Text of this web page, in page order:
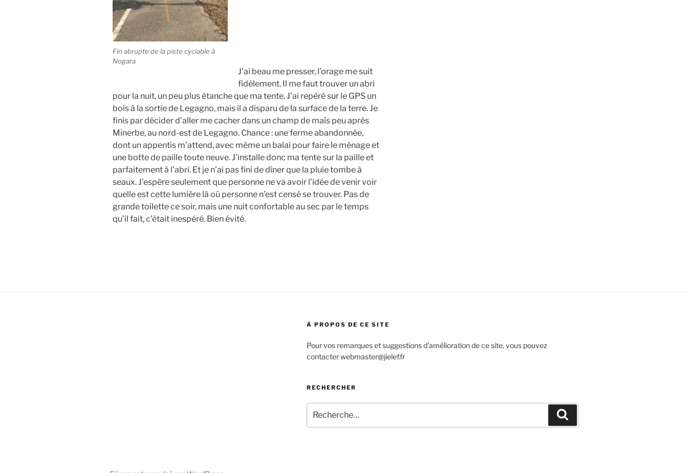
Fin abrupte de la piste cyclable à
Nogara
J’ai beau me presser, l’orage me suit
fidèlement. Il me faut trouver un abri
pour la nuit, un peu plus étanche que ma tente. J’ai repéré sur le GPS un
bois à la sortie de Legagno, mais il a disparu de la surface de la terre. Je
finis par décider d’aller me cacher dans un champ de maïs peu après
Minerbe, au nord-est de Legagno. Chance : une ferme abandonnée,
dont un appentis m’attend, avec même un balai pour faire le ménage et
une botte de paille toute neuve. J’installe donc ma tente sur la paille et
parfaitement à l’abri. Et je n’ai pas fini de dîner que la pluie tombe à
seaux. J’espère seulement que personne ne va avoir l’idée de venir voir
quelle est cette lumière là où personne n’est censé se trouver. Pas de
grande toilette ce soir, mais une nuit confortable au sec par le temps
qu’il fait, c’était inespéré. Bien évité.
À PROPOS DE CE SITE
Pour vos remarques et suggestions d'amélioration de ce site, vous pouvez
contacter webmaster@jielef.fr
RECHERCHER
pour
: